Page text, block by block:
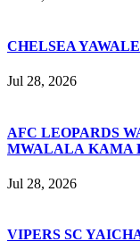
CHELSEA
Jul 28, 2026
AFC LEOPARDS
MWALALA KAMA
Jul 28, 2026
VIPERS SC